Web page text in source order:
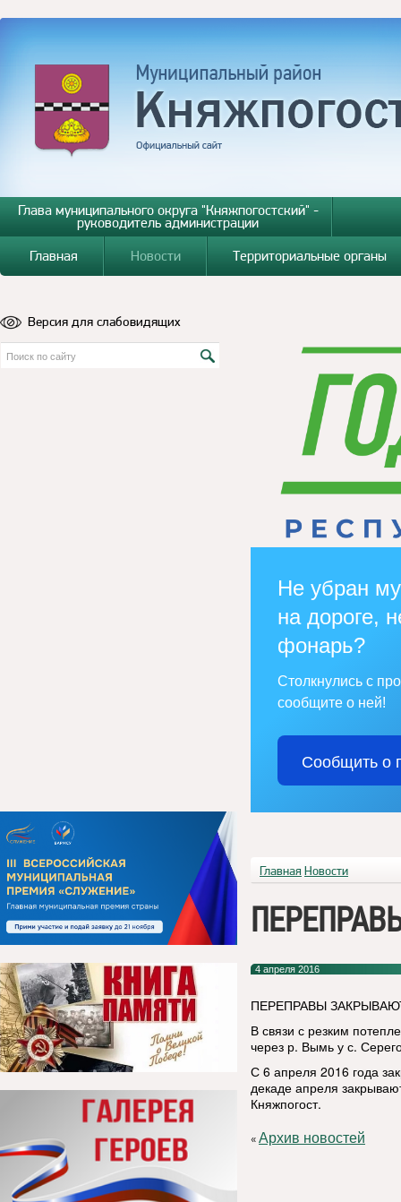
Глава муниципального округа "Княжпогостский" -
руководитель администрации
Главная
Новости Территориальные органы
Версия для слабовидящих
Не убран
на дороге,
фонарь?
Столкнулись с
сообщите о ней!
Сообщить о
Главная Новости
4 апреля 2016
ПЕРЕПРАВЫ
В связи с резким
через р. Вымь у с.
С 6 апреля 2016 года
декаде апреля
Княжпогост.
«Архив новостей